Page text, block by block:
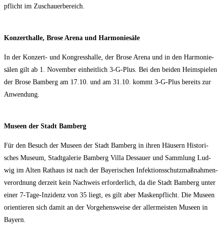
pflicht im Zuschauerbereich.
Kon­zert­hal­le, Bro­se Are­na und Harmoniesäle
In der Kon­zert- und Kon­gress­hal­le, der Bro­se Are­na und in den Har­mo­nie­
sä­len gilt ab 1. Novem­ber ein­heit­lich 3‑G-Plus. Bei den bei­den Heim­spie­len
der Bro­se Bam­berg am 17.10. und am 31.10. kommt 3‑G-Plus bereits zur
Anwendung.
Muse­en der Stadt Bamberg
Für den Besuch der Muse­en der Stadt Bam­berg in ihren Häu­sern His­to­ri­
sches Muse­um, Stadt­ga­le­rie Bam­berg Vil­la Des­sau­er und Samm­lung Lud­
wig im Alten Rat­haus ist nach der Baye­ri­schen Infek­ti­ons­schutz­maß­nah­men­
ver­ord­nung der­zeit kein Nach­weis erfor­der­lich, da die Stadt Bam­berg unter
einer 7‑Ta­ge-Inzi­denz von 35 liegt, es gilt aber Mas­ken­pflicht. Die Muse­en
ori­en­tie­ren sich damit an der Vor­ge­hens­wei­se der aller­meis­ten Muse­en in
Bayern.